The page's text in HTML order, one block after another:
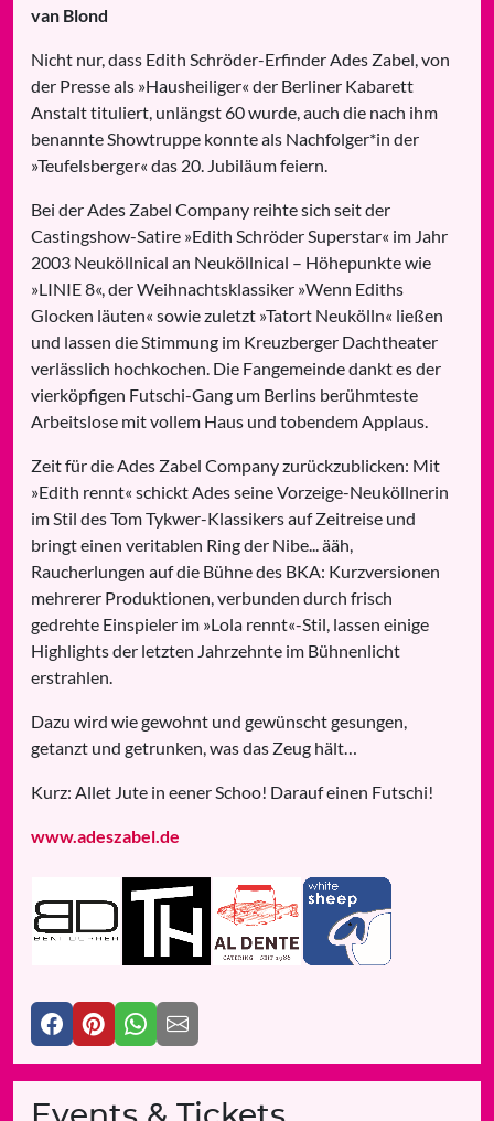
van Blond
Nicht nur, dass Edith Schröder-Erfinder Ades Zabel, von
der Presse als »Hausheiliger« der Berliner Kabarett
Anstalt tituliert, unlängst 60 wurde, auch die nach ihm
benannte Showtruppe konnte als Nachfolger*in der
»Teufelsberger« das 20. Jubiläum feiern.
Bei der Ades Zabel Company reihte sich seit der
Castingshow-Satire »Edith Schröder Superstar« im Jahr
2003 Neuköllnical an Neuköllnical – Höhepunkte wie
»LINIE 8«, der Weihnachtsklassiker »Wenn Ediths
Glocken läuten« sowie zuletzt »Tatort Neukölln« ließen
und lassen die Stimmung im Kreuzberger Dachtheater
verlässlich hochkochen. Die Fangemeinde dankt es der
vierköpfigen Futschi-Gang um Berlins berühmteste
Arbeitslose mit vollem Haus und tobendem Applaus.
Zeit für die Ades Zabel Company zurückzublicken: Mit
»Edith rennt« schickt Ades seine Vorzeige-Neuköllnerin
im Stil des Tom Tykwer-Klassikers auf Zeitreise und
bringt einen veritablen Ring der Nibe... ääh,
Raucherlungen auf die Bühne des BKA: Kurzversionen
mehrerer Produktionen, verbunden durch frisch
gedrehte Einspieler im »Lola rennt«-Stil, lassen einige
Highlights der letzten Jahrzehnte im Bühnenlicht
erstrahlen.
Dazu wird wie gewohnt und gewünscht gesungen,
getanzt und getrunken, was das Zeug hält…
Kurz: Allet Jute in eener Schoo! Darauf einen Futschi!
www.adeszabel.de